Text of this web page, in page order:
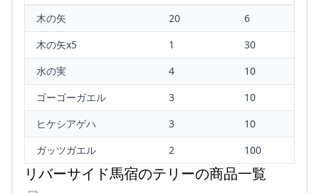
木の矢
20
6
木の矢x5
1
30
水の実
4
10
ゴーゴーガエル
3
10
ヒケシアゲハ
3
10
ガッツガエル
2 100
リバーサイド馬宿のテリーの商品一覧